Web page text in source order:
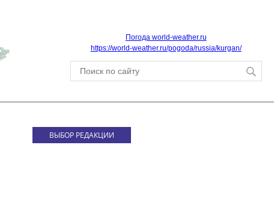
Погода world-weather.ru
https://world-weather.ru/pogoda/russia/kurgan/
ВЫБОР РЕДАКЦИИ